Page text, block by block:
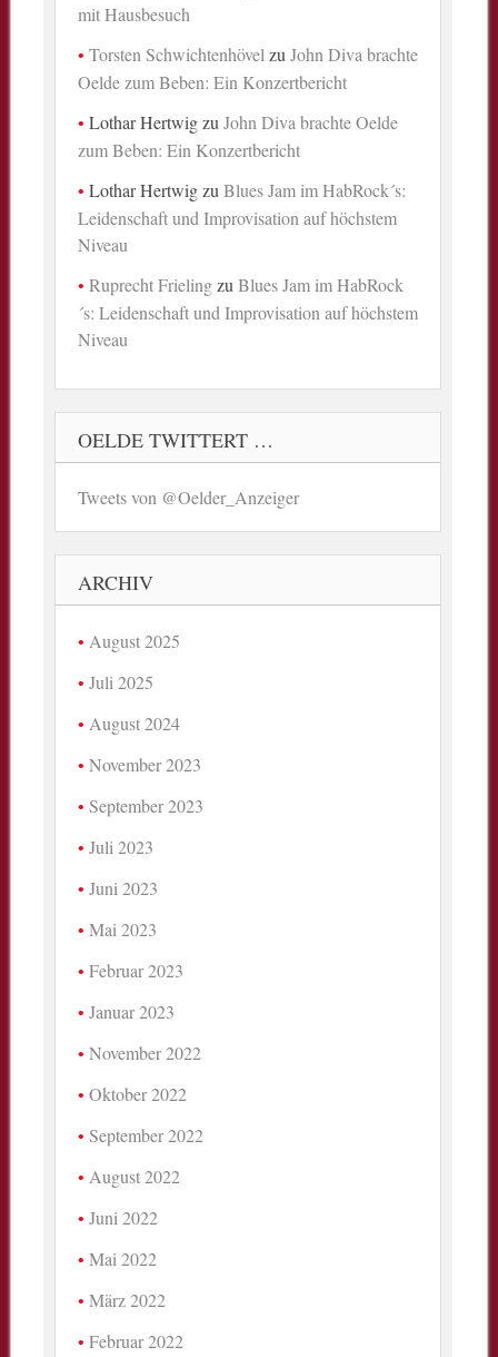
mit Hausbesuch
Torsten Schwichtenhövel zuJohn Diva brachte
Oelde zum Beben: Ein Konzertbericht
Lothar HertwigzuJohn Diva brachte Oelde
zum Beben: Ein Konzertbericht
Lothar HertwigzuBlues Jam im HabRock´s:
Leidenschaft und Improvisation auf höchstem
Niveau
Ruprecht FrielingzuBlues Jam im HabRock
´s: Leidenschaft und Improvisation auf höchstem
Niveau
OELDE TWITTERT …
Tweets von @Oelder_Anzeiger
ARCHIV
August 2025
Juli 2025
August 2024
November 2023
September 2023
Juli 2023
Juni 2023
Mai 2023
Februar 2023
Januar 2023
November 2022
Oktober 2022
September 2022
August 2022
Juni 2022
Mai 2022
März 2022
Februar 2022